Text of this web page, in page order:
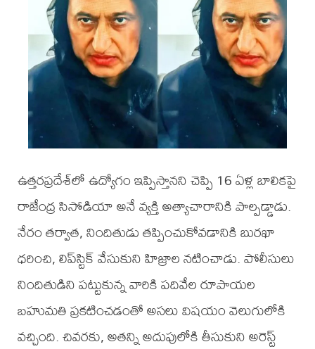
ఉత్తరప్రదేశ్‌లో ఉద్యోగం ఇప్పిస్తానని చెప్పి 16 ఏళ్ల బాలికపై
రాజేంద్ర సిసోడియా అనే వ్యక్తి అత్యాచారానికి పాల్పడ్డాడు.
నేరం తర్వాత, నిందితుడు తప్పించుకోవడానికి బురఖా
ధరించి, లిప్‌స్టిక్ వేసుకుని హిజ్రాల నటించాడు. పోలీసులు
నిందితుడిని పట్టుకున్న వారికి పదివేల రూపాయల
బహుమతి ప్రకటించడంతో అసలు విషయం వెలుగులోకి
వచ్చింది. చివరకు, అతన్ని అదుపులోకి తీసుకుని అరెస్ట్